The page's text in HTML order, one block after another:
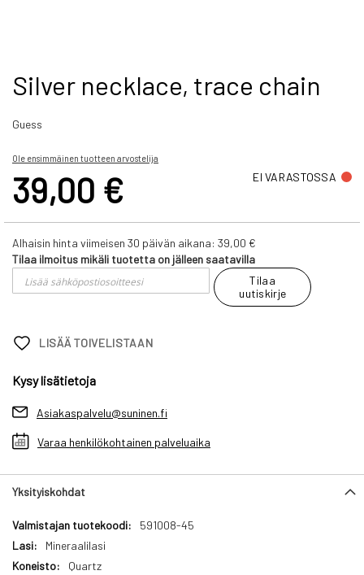
Skip
to
beginning
the
gallery
Silver necklace, trace chain
Guess
Ole ensimmäinen tuotteen arvostelija
39,00 € EI VARASTOSSA
Alhaisin hinta viimeisen 30 päivän aikana: 39,00 €
Tilaa ilmoitus mikäli tuotetta on jälleen saatavilla
Tilaa
uutiskirje
LISÄÄ TOIVELISTAAN
Kysy lisätietoja
Asiakaspalvelu@suninen.fi
Varaa henkilökohtainen palveluaika
Yksityiskohdat
Yksityiskohdat
591008-45
Mineraalilasi
Quartz